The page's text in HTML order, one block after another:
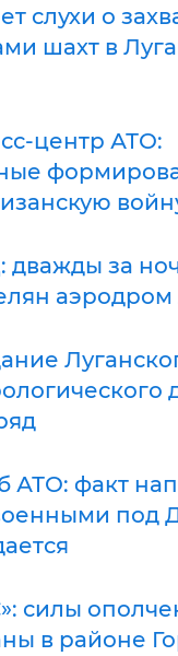
слухи о
шахт в
центр АТО:
дважды за
аэродром
АТО: факт
под
силы
в районе